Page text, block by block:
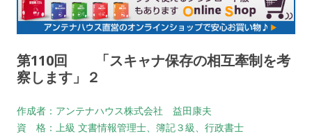
第110回 「スキャナ保存の相互牽制を考
察します」２
作成者：アンテナハウス株式会社 益田康夫
資 格：上級 文書情報管理士、簿記３級、行政書士